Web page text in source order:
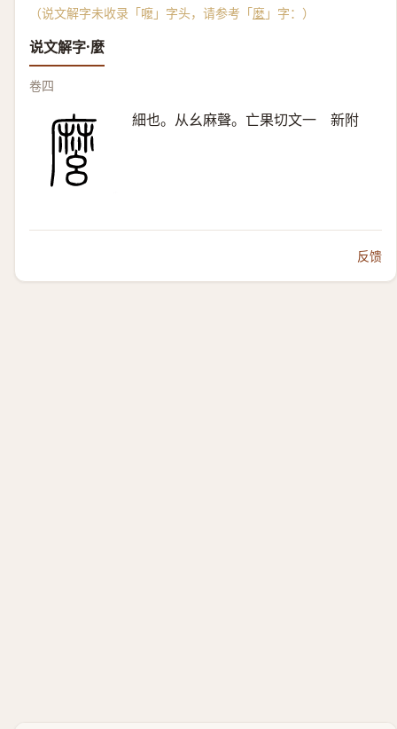
（说文解字未收录「嚒」字头，请参考「麼 」字：）
说文解字·麼
卷四
細也。从幺麻聲。亡果切文一 新附
反馈